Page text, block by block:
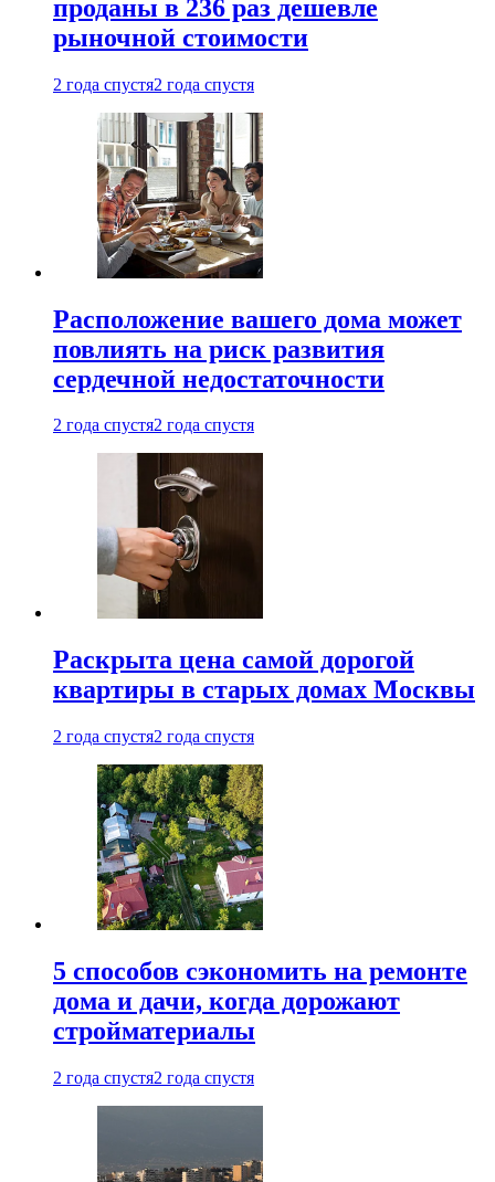
проданы в 236 раз дешевле
рыночной стоимости
2 года спустя2 года спустя
Расположение вашего дома может
повлиять на риск развития
сердечной недостаточности
2 года спустя2 года спустя
Раскрыта цена самой дорогой
квартиры в старых домах Москвы
2 года спустя2 года спустя
5 способов сэкономить на ремонте
дома и дачи, когда дорожают
стройматериалы
2 года спустя2 года спустя